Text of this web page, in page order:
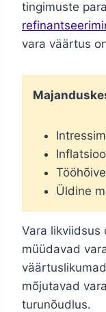
tingimuste
vara väärtus
Üldine
Vara likviidsus
müüdavad
mõjutavad
turunõudlus.